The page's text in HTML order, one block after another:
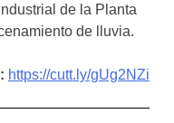
de la Planta
de lluvia.
https://cutt.ly/gUg2NZi